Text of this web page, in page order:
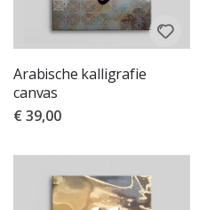
Arabische kalligrafie
canvas
€ 39,00